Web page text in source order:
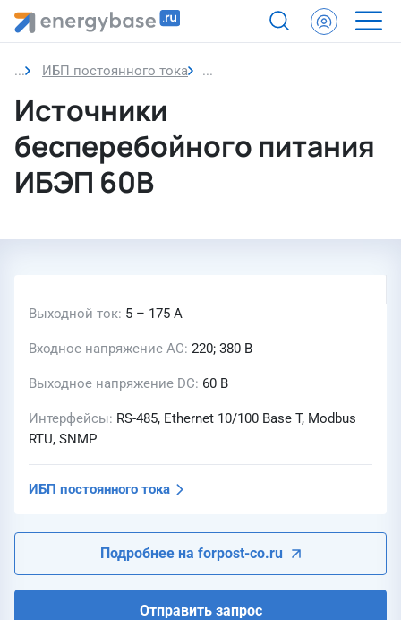
ИБП постоянного тока Источники бесперебойного
Источники
бесперебойного питания
ИБЭП 60В
Выходной ток 5 – 175 А
Входное напряжение AC 220; 380 В
Выходное напряжение DC 60 В
Интерфейсы RS-485, Ethernet 10/100 Base T, Modbus
RTU, SNMP
ИБП постоянного тока
Подробнее на forpost-co.ru
Отправить запрос